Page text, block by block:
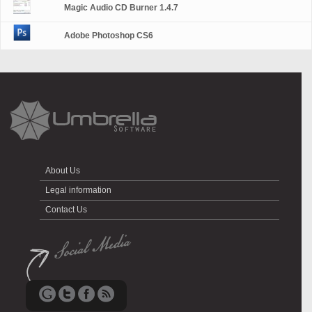
Magic Audio CD Burner 1.4.7
Adobe Photoshop CS6
About Us
Legal information
Contact Us